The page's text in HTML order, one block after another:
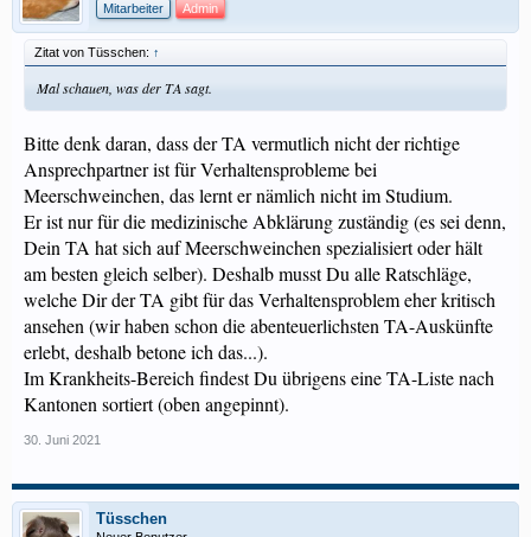
Mitarbeiter
Admin
Zitat von Tüsschen: ↑
Mal schauen, was der TA sagt.
Bitte denk daran, dass der TA vermutlich nicht der richtige
Ansprechpartner ist für Verhaltensprobleme bei
Meerschweinchen, das lernt er nämlich nicht im Studium.
Er ist nur für die medizinische Abklärung zuständig (es sei denn,
Dein TA hat sich auf Meerschweinchen spezialisiert oder hält
am besten gleich selber). Deshalb musst Du alle Ratschläge,
welche Dir der TA gibt für das Verhaltensproblem eher kritisch
ansehen (wir haben schon die abenteuerlichsten TA-Auskünfte
erlebt, deshalb betone ich das...).
Im Krankheits-Bereich findest Du übrigens eine TA-Liste nach
Kantonen sortiert (oben angepinnt).
30. Juni 2021
Tüsschen